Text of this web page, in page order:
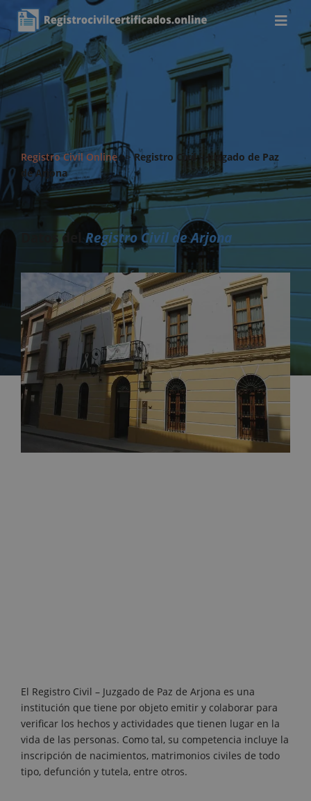
Registro Civil Online>>Registro Civil – Juzgado de Paz
de Arjona
Datos del Registro Civil de Arjona
El Registro Civil – Juzgado de Paz de Arjona es una
institución que tiene por objeto emitir y colaborar para
verificar los hechos y actividades que tienen lugar en la
vida de las personas. Como tal, su competencia incluye la
inscripción de nacimientos, matrimonios civiles de todo
tipo, defunción y tutela, entre otros.